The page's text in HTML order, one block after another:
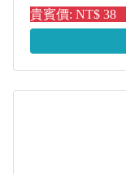
貴賓價: NT$ 38